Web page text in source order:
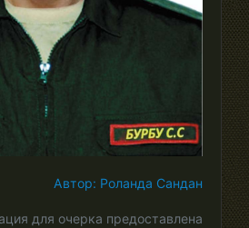
Автор: Роланда Сандан
для очерка предоставлена